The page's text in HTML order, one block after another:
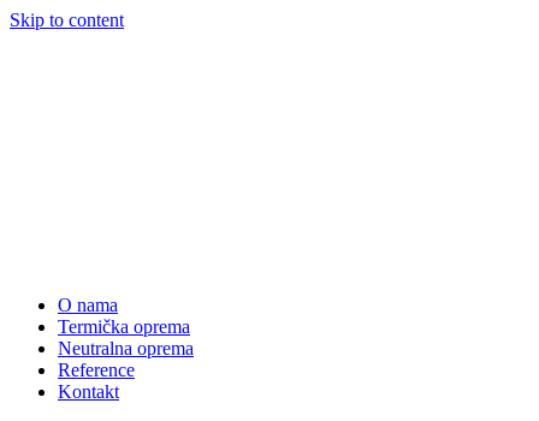
Skip to content
O nama
Termička oprema
Neutralna oprema
Reference
Kontakt